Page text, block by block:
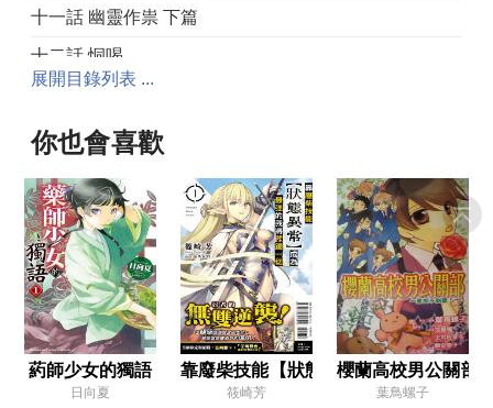
十一話 幽靈作祟 下篇
十二話 恫喝
十三話 照料病人
十四話 火焰
十六話 遊園會 其壹
十七話 遊園會 其貳
十八話 遊園會 其參
十九話 節慶過後
二十話 手指
二十一話 李白
展開目錄列表 ...
你也會喜歡
葯師少女的獨語
日向夏
靠廢柴技能【狀態異常】成為最強的我
筱崎芳
櫻蘭高校男公關部
葉鳥螺子